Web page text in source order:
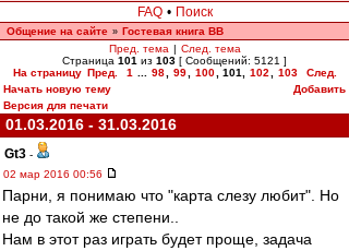
FAQ • Поиск
Общение на сайте » Гостевая книга ВВ
Пред. тема | След. тема
Страница 101 из 103 [ Сообщений: 5121 ]
На страницу Пред. 1 98 99 100 101 102 103
След.
Начать новую тему
Добавить
Версия для печати
01.03.2016 - 31.03.2016
Gt3 -
02 мар 2016 00:56
Парни, я понимаю что "карта слезу любит". Но
не до такой же степени..
Нам в этот раз играть будет проще, задача